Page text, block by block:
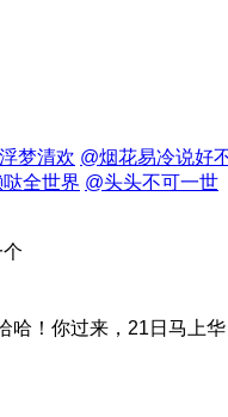
梦清欢 @烟花易冷说好
全世界 @头头不可一世
哈！你过来，21日马上华